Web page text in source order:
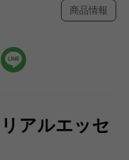
商品情報
アルエッセ